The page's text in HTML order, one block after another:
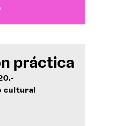
práctica
cultural